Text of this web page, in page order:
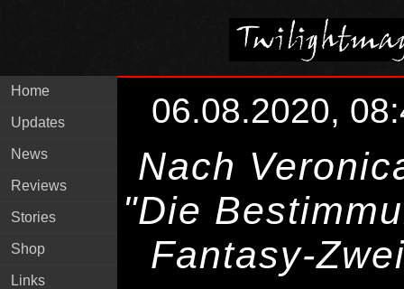
Home
Updates
News
Reviews
Stories
Shop
Links
06.08.2020,
Nach
"Die
Fantasy-